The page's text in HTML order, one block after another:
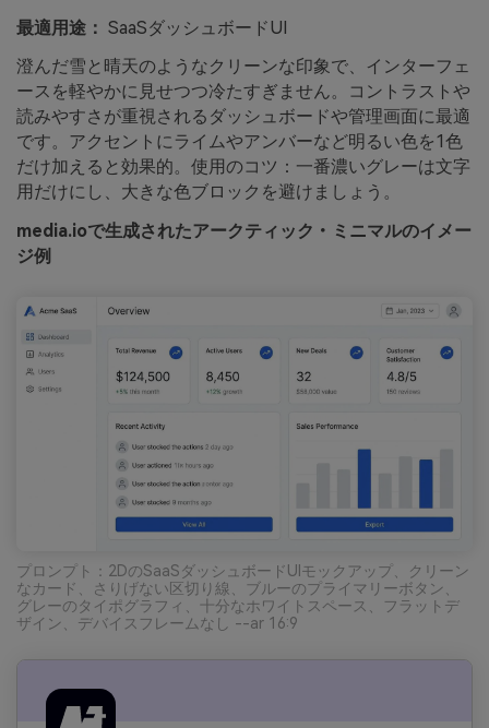
最適用途： SaaSダッシュボードUI
澄んだ雪と晴天のようなクリーンな印象で、インターフェ
ースを軽やかに見せつつ冷たすぎません。コントラストや
読みやすさが重視されるダッシュボードや管理画面に最適
です。アクセントにライムやアンバーなど明るい色を1色
だけ加えると効果的。使用のコツ：一番濃いグレーは文字
用だけにし、大きな色ブロックを避けましょう。
media.ioで生成されたアークティック・ミニマルのイメー
ジ例
プロンプト：2DのSaaSダッシュボードUIモックアップ、クリーン
なカード、さりげない区切り線、ブルーのプライマリーボタン、
グレーのタイポグラフィ、十分なホワイトスペース、フラットデ
ザイン、デバイスフレームなし --ar 16:9